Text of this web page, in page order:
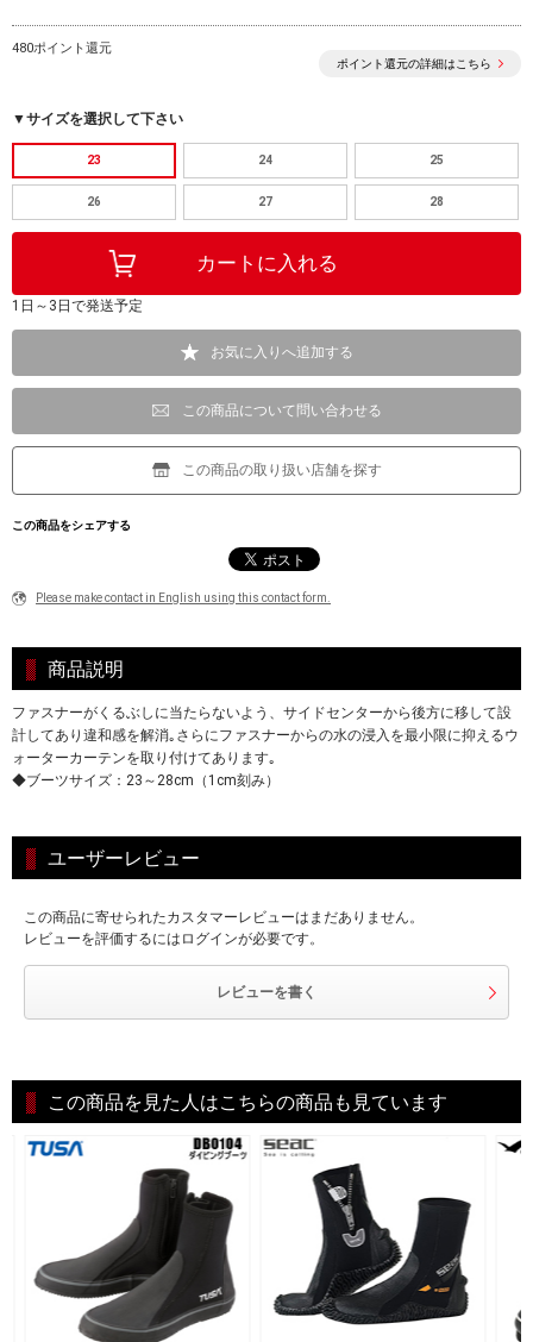
480ポイント還元
ポイント還元の詳細はこちら
▼サイズを選択して下さい
23 24 25
26 27 28
1日～3日で発送予定
お気に入りへ追加する
この商品について問い合わせる
この商品の取り扱い店舗を探す
この商品をシェアする
Please make contact in English using this contact form.
商品説明
ファスナーがくるぶしに当たらないよう、サイドセンターから後方に移して設
計してあり違和感を解消｡さらにファスナーからの水の浸入を最小限に抑えるウ
ォーターカーテンを取り付けてあります｡
◆ブーツサイズ：23～28cm（1cm刻み）
ユーザーレビュー
この商品に寄せられたカスタマーレビューはまだありません。
レビューを評価するにはログインが必要です。
レビューを書く
この商品を見た人はこちらの商品も見ています